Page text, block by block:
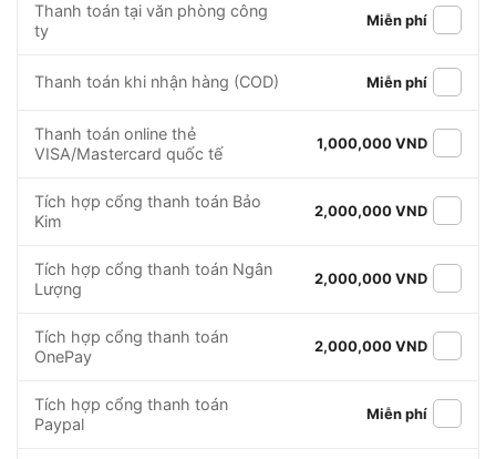
Thanh toán tại văn phòng công
ty
Miễn phí
Thanh toán khi nhận hàng (COD) Miễn phí
Thanh toán online thẻ
VISA/Mastercard quốc tế
1,000,000 VND
Tích hợp cổng thanh toán Bảo
Kim
2,000,000 VND
Tích hợp cổng thanh toán Ngân
Lượng
2,000,000 VND
Tích hợp cổng thanh toán
OnePay
2,000,000 VND
Tích hợp cổng thanh toán
Paypal
Miễn phí